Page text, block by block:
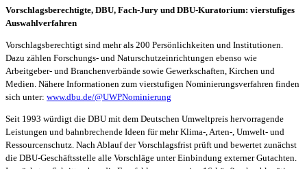
Vorschlagsberechtigte, DBU, Fach-Jury und DBU-Kuratorium: vierstufiges
Auswahlverfahren
Vorschlagsberechtigt sind mehr als 200 Persönlichkeiten und Institutionen.
Dazu zählen Forschungs- und Naturschutzeinrichtungen ebenso wie
Arbeitgeber- und Branchenverbände sowie Gewerkschaften, Kirchen und
Medien. Nähere Informationen zum vierstufigen Nominierungsverfahren finden
sich unter: www.dbu.de/@UWPNominierung
Seit 1993 würdigt die DBU mit dem Deutschen Umweltpreis hervorragende
Leistungen und bahnbrechende Ideen für mehr Klima-, Arten-, Umwelt- und
Ressourcenschutz. Nach Ablauf der Vorschlagsfrist prüft und bewertet zunächst
die DBU-Geschäftsstelle alle Vorschläge unter Einbindung externer Gutachten.